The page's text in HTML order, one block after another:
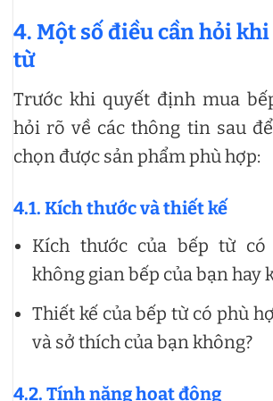
4. Một số điều cần hỏi
từ
Trước khi quyết định mua
hỏi rõ về các thông tin sau
chọn được sản phẩm phù hợp:
4.1. Kích thước và thiết kế
Kích thước của bếp từ
không gian bếp của bạn hay
Thiết kế của bếp từ có phù
và sở thích của bạn không?
4.2. Tính năng hoạt động